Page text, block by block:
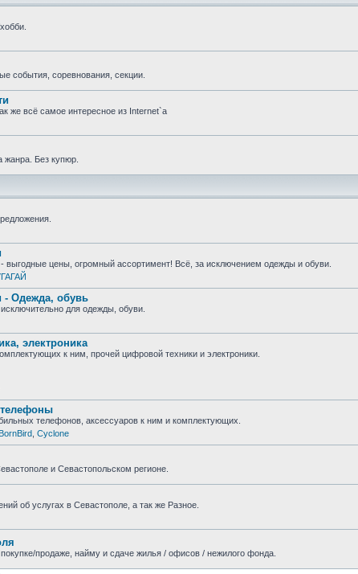
события, соревнования, секции.
же всё самое интересное из Internet`а
жанра. Без купюр.
цены, огромный ассортимент! Всё, за исключением одежды и обуви.
- Одежда, обувь
для одежды, обуви.
электроника
к ним, прочей цифровой техники и электроники.
телефонов, аксессуаров к ним и комплектующих.
BornBird Cyclone
и Севастопольском регионе.
об услугах в Севастополе, а так же Разное.
продаже, найму и сдаче жилья / офисов / нежилого фонда.